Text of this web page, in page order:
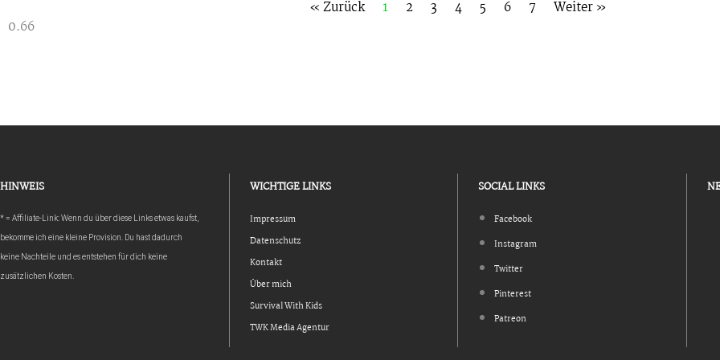
« Zurück 1 2 3 4 5 6 7 Weiter »
HINWEIS
* = Affiliate-Link: Wenn du über diese Links etwas kaufst,
bekomme ich eine kleine Provision. Du hast dadurch
keine Nachteile und es entstehen für dich keine
zusätzlichen Kosten.
WICHTIGE LINKS
Impressum
Datenschutz
Kontakt
Über mich
Survival With Kids
TWK Media Agentur
SOCIAL LINKS
Facebook
Instagram
Twitter
Pinterest
Patreon